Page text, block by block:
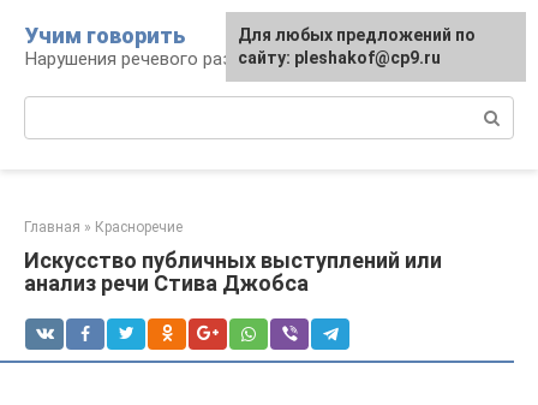
контенту
Учим говорить
Нарушения речевого развития
Главная » Красноречие
Искусство публичных выступлений или
анализ речи Стива Джобса
Для любых предложений по
сайту: pleshakof@cp9.ru